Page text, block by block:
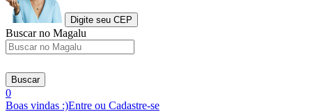
Digite seu CEP
Buscar no Magalu
Buscar
0
Boas vindas :)Entre ou Cadastre-se